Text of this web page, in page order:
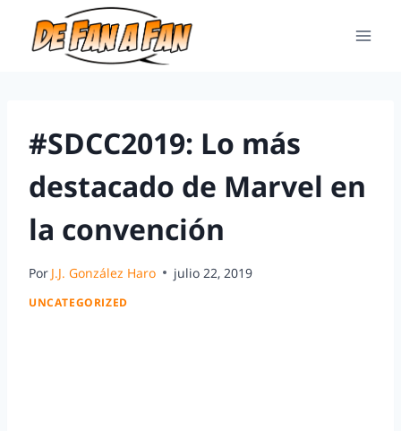
#SDCC2019: Lo más
destacado de Marvel en
la convención
Por J.J. González Haro julio 22, 2019
UNCATEGORIZED